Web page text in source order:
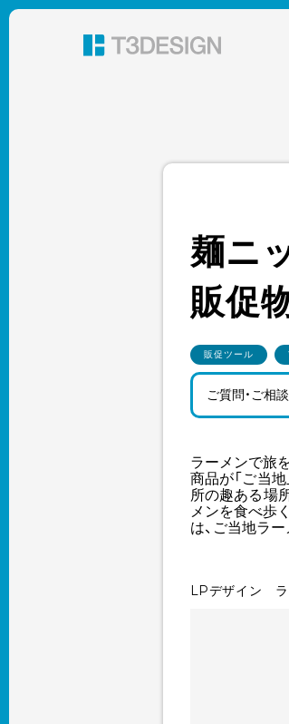
東京都渋谷のパッケージデザ
麺ニ
販促
販促ツール
ご質問・ご相
ラーメンで旅
商品が「ご当
所の趣ある場
メンを食べ歩
は、ご当地ラ
LPデザイン ラ